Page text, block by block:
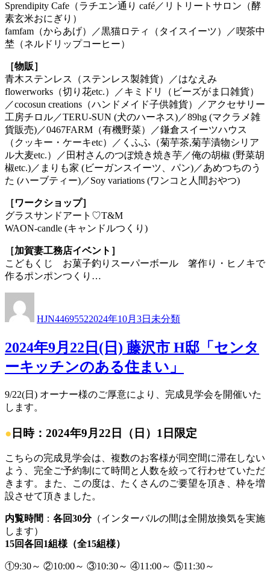
Sprendipity Cafe（ラチエン通り café／リトリートサロン（酵
素玄米おにぎり）
famfam（からあげ）／黒猫ロティ（タイスイーツ）／喫茶中
埜（ネルドリップコーヒー）
［物販］
青木ステンレス（ステンレス製雑貨）／はなえみ
flowerworks（切り花etc.）／キミドリ（ビーズがま口雑貨）
／cocosun creations（ハンドメイド子供雑貨）／アクセサリー
工房チロル／TERU-SUN (犬のハーネス)／89hg (マクラメ雑
貨販売)／0467FARM（有機野菜）／鎌倉スイーツハウス
（クッキー・ケーキetc）／くふふ（菊芋茶,菊芋漬物シリア
ル大麦etc.）／田村さんのつぼ焼き焼き芋／俺の胡椒 (野菜胡
椒etc.)／まりも家 (ビーガンスイーツ、パン)／あめつちのう
た (ハーブティー)／Soy variations (ワンコと人間おやつ)
［ワークショップ］
グラスサンドアート♡T&M
WAON-candle (キャンドルつくり)
［加賀妻工務店イベント］
こどもくじ お菓子釣りスーパーボール 箸作り・ヒノキで
作るポンポンつくり…
者
HJN4469552日:
2024年10月3日ゴ
ー
未分類
2024年9月22日(日) 藤沢市 H邸「センタ
ーキッチンのある住まい」
9/22(日) オーナー様のご厚意により、完成見学会を開催いた
します。
● 日時：2024年9月22日（日）1日限定
こちらの完成見学会は、複数のお客様が同空間に滞在しない
よう、完全ご予約制にて時間と人数を絞って行わせていただ
きます。また、この度は、たくさんのご要望を頂き、枠を増
設させて頂きました。
内覧時間 ： 各回30分（インターバルの間は全開放換気を実施
します）
15回各回1組様（全15組様）
①9:30～ ②10:00～ ③10:30～ ④11:00～ ⑤11:30～